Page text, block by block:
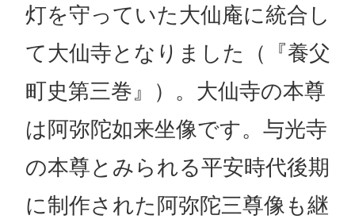
灯を守っていた大仙庵に統合し
て大仙寺となりました（『養父
町史第三巻』）。大仙寺の本尊
は阿弥陀如来坐像です。与光寺
の本尊とみられる平安時代後期
に制作された阿弥陀三尊像も継